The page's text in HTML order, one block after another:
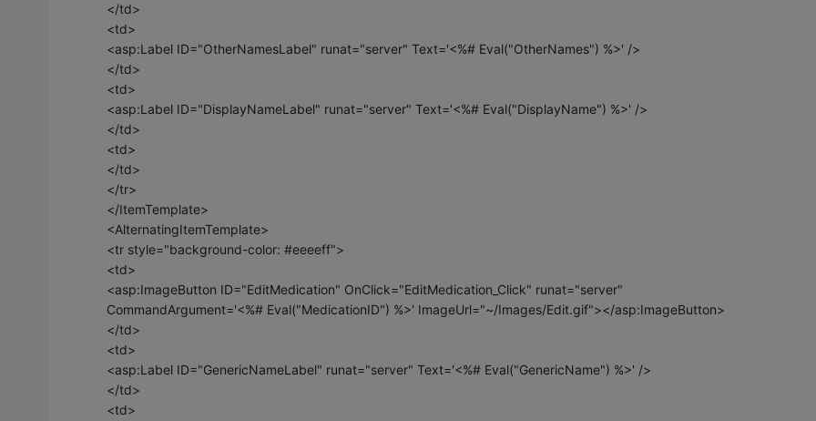
</td>
<td>
<asp:Label ID="OtherNamesLabel" runat="server" Text='<%# Eval("OtherNames") %>' />
</td>
<td>
<asp:Label ID="DisplayNameLabel" runat="server" Text='<%# Eval("DisplayName") %>' />
</td>
<td>
</td>
</tr>
</ItemTemplate>
<AlternatingItemTemplate>
<tr style="background-color: #eeeeff">
<td>
<asp:ImageButton ID="EditMedication" OnClick="EditMedication_Click" runat="server"
CommandArgument='<%# Eval("MedicationID") %>' ImageUrl="~/Images/Edit.gif"></asp:ImageButton>
</td>
<td>
<asp:Label ID="GenericNameLabel" runat="server" Text='<%# Eval("GenericName") %>' />
</td>
<td>